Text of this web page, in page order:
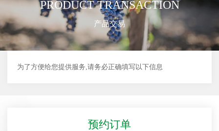
PRODUCT TRANSACTION
产品交易
为了方便给您提供服务,请务必正确填写以下信息
预约订单